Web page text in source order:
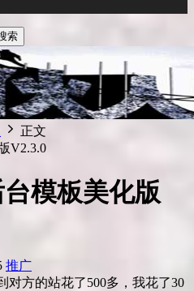
索
正文
模板美化版
推广
对方的站花了500多，我花了30